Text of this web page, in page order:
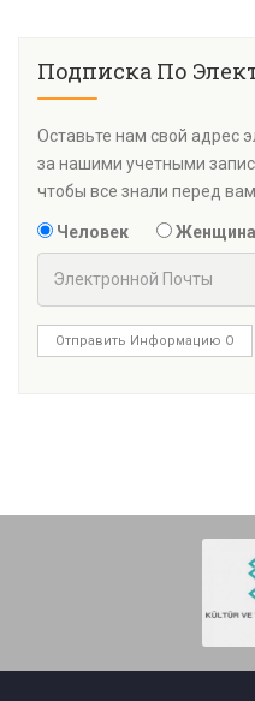
Подписка По
Оставьте нам свой адрес
за нашими учетными
чтобы все знали перед
Человек Женщина
Отправить Информацию О